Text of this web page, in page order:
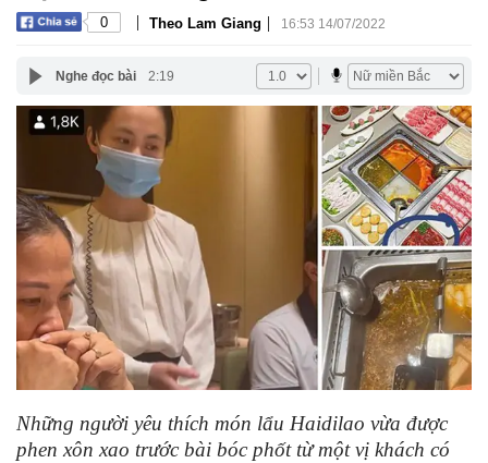
0 | Theo Lam Giang | 16:53 14/07/2022
Nghe đọc bài 2:19
Những người yêu thích món lẩu Haidilao vừa được
phen xôn xao trước bài bóc phốt từ một vị khách có